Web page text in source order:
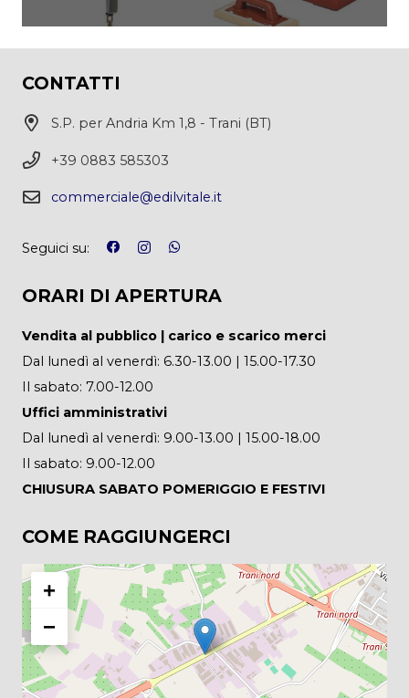
CONTATTI
S.P. per Andria Km 1,8 - Trani (BT)
+39 0883 585303
commerciale@edilvitale.it
Seguici su:
ORARI DI APERTURA
Vendita al pubblico | carico e scarico merci
Dal lunedì al venerdì: 6.30-13.00 | 15.00-17.30
Il sabato: 7.00-12.00
Uffici amministrativi
Dal lunedì al venerdì: 9.00-13.00 | 15.00-18.00
Il sabato: 9.00-12.00
CHIUSURA SABATO POMERIGGIO E FESTIVI
COME RAGGIUNGERCI
+
−